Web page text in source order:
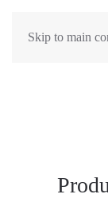
Skip to main